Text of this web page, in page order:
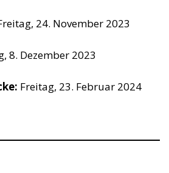
24. November 2023
8. Dezember 2023
Freitag, 23. Februar 2024